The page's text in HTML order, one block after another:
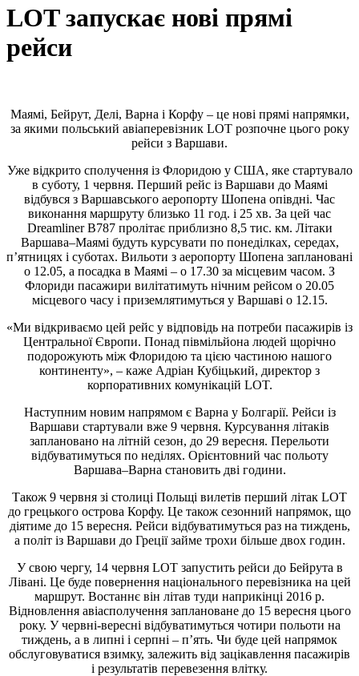
LOT запускає нові прямі
рейси
Маямі, Бейрут, Делі, Варна і Корфу – це нові прямі напрямки,
за якими польський авіаперевізник LOT розпочне цього року
рейси з Варшави.
Уже відкрито сполучення із Флоридою у США, яке стартувало
в суботу, 1 червня. Перший рейс із Варшави до Маямі
відбувся з Варшавського аеропорту Шопена опівдні. Час
виконання маршруту близько 11 год. і 25 хв. За цей час
Dreamliner B787 пролітає приблизно 8,5 тис. км. Літаки
Варшава–Маямі будуть курсувати по понеділках, середах,
п’ятницях і суботах. Вильоти з аеропорту Шопена заплановані
о 12.05, а посадка в Маямі – о 17.30 за місцевим часом. З
Флориди пасажири вилітатимуть нічним рейсом о 20.05
місцевого часу і приземлятимуться у Варшаві о 12.15.
«Ми відкриваємо цей рейс у відповідь на потреби пасажирів із
Центральної Європи. Понад півмільйона людей щорічно
подорожують між Флоридою та цією частиною нашого
континенту», – каже Адріан Кубіцький, директор з
корпоративних комунікацій LOT.
Наступним новим напрямом є Варна у Болгарії. Рейси із
Варшави стартували вже 9 червня. Курсування літаків
заплановано на літній сезон, до 29 вересня. Перельоти
відбуватимуться по неділях. Орієнтовний час польоту
Варшава–Варна становить дві години.
Також 9 червня зі столиці Польщі вилетів перший літак LOT
до грецького острова Корфу. Це також сезонний напрямок, що
діятиме до 15 вересня. Рейси відбуватимуться раз на тиждень,
а політ із Варшави до Греції займе трохи більше двох годин.
У свою чергу, 14 червня LOT запустить рейси до Бейрута в
Лівані. Це буде повернення національного перевізника на цей
маршрут. Востаннє він літав туди наприкінці 2016 р.
Відновлення авіасполучення заплановане до 15 вересня цього
року. У червні-вересні відбуватимуться чотири польоти на
тиждень, а в липні і серпні – п’ять. Чи буде цей напрямок
обслуговуватися взимку, залежить від зацікавлення пасажирів
і результатів перевезення влітку.